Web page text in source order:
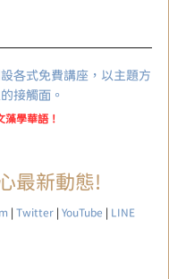
各式免費講座，以主題方
接觸面。
藻學華語！
最新動態!
| Twitter | YouTube | LINE